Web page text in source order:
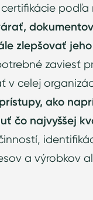
podľa
zlepšovať
zaviesť
v celej
ako
čo najvyššej
a výrobkov